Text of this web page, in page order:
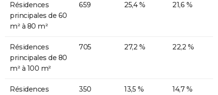
Résidences
principales de 60
m² à 80 m²
659 25,4 % 21,6 %
Résidences
principales de 80
m² à 100 m²
705 27,2 % 22,2 %
Résidences
350 13,5 % 14,7 %